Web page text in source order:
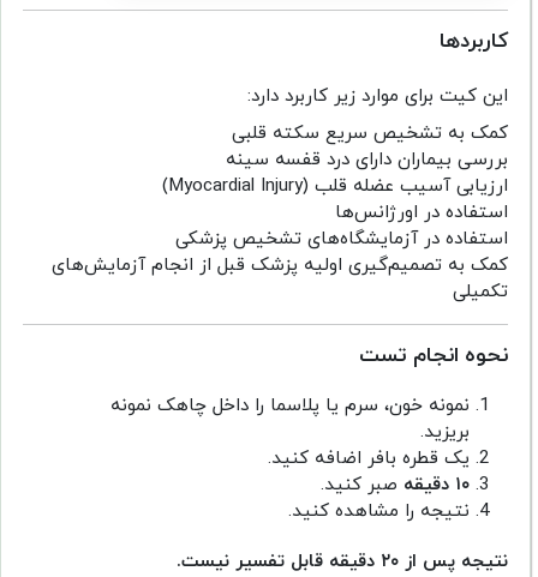
کاربردها
این کیت برای موارد زیر کاربرد دارد:
کمک به تشخیص سریع سکته قلبی
بررسی بیماران دارای درد قفسه سینه
ارزیابی آسیب عضله قلب (Myocardial Injury)
استفاده در اورژانس‌ها
استفاده در آزمایشگاه‌های تشخیص پزشکی
کمک به تصمیم‌گیری اولیه پزشک قبل از انجام آزمایش‌های
تکمیلی
نحوه انجام تست
نمونه خون، سرم یا پلاسما را داخل چاهک نمونه
بریزید.
یک قطره بافر اضافه کنید.
۱۰ دقیقه
صبر کنید.
نتیجه را مشاهده کنید.
نتیجه پس از ۲۰ دقیقه قابل تفسیر نیست.